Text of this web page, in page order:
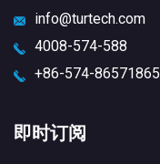
info@turtech.com
4008-574-588
+86-574-86571865
即时订阅